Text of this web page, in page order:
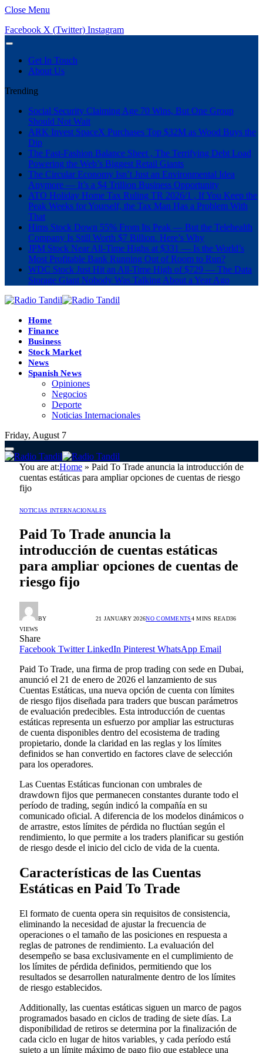
Close Menu
Facebook X (Twitter) Instagram
Get In Touch
About Us
Trending
Social Security Claiming Age 70 Wins, But One Group
Should Not Wait
ARK Invest SpaceX Purchases Top $32M as Wood Buys the
Dip
The Fast-Fashion Balance Sheet , The Terrifying Debt Load
Powering the Web’s Biggest Retail Giants
The Circular Economy Isn’t Just an Environmental Idea
Anymore — It’s a $4 Trillion Business Opportunity
ATO Holiday Home Tax Ruling TR 2026/1 , If You Keep the
Peak Weeks for Yourself, the Tax Man Has a Problem With
That
Hims Stock Down 55% From Its Peak — But the Telehealth
Company Is Still Worth $7 Billion. Here’s Why
JPM Stock Near All-Time Highs at $331 — Is the World’s
Most Profitable Bank Running Out of Room to Run?
WDC Stock Just Hit an All-Time High of $729 — The Data
Storage Giant Nobody Was Talking About a Year Ago
Home
Finance
Business
Stock Market
News
Spanish News
Opiniones
Negocios
Deporte
Noticias Internacionales
Friday, August 7
You are at:Home » Paid To Trade anuncia la introducción de
cuentas estáticas para ampliar opciones de cuentas de riesgo
fijo
NOTICIAS INTERNACIONALES
Paid To Trade anuncia la
introducción de cuentas estáticas
para ampliar opciones de cuentas de
riesgo fijo
BY 21 JANUARY 2026NO COMMENTS4 MINS READ36
VIEWS
Share
Facebook Twitter LinkedIn Pinterest WhatsApp Email
Paid To Trade, una firma de prop trading con sede en Dubai,
anunció el 21 de enero de 2026 el lanzamiento de sus
Cuentas Estáticas, una nueva opción de cuenta con límites
de riesgo fijos diseñada para traders que buscan parámetros
de evaluación predecibles. Esta introducción de cuentas
estáticas representa un esfuerzo por ampliar las estructuras
de cuenta disponibles dentro del ecosistema de trading
propietario, donde la claridad en las reglas y los límites
definidos se han convertido en factores clave de selección
para los operadores.
Las Cuentas Estáticas funcionan con umbrales de
drawdown fijos que permanecen constantes durante todo el
período de trading, según indicó la compañía en su
comunicado oficial. A diferencia de los modelos dinámicos o
de arrastre, estos límites de pérdida no fluctúan según el
rendimiento, lo que permite a los traders planificar su gestión
de riesgo desde el inicio del ciclo de vida de la cuenta.
Características de las Cuentas
Estáticas en Paid To Trade
El formato de cuenta opera sin requisitos de consistencia,
eliminando la necesidad de ajustar la frecuencia de
operaciones o el tamaño de las posiciones en respuesta a
reglas de patrones de rendimiento. La evaluación del
desempeño se basa exclusivamente en el cumplimiento de
los límites de pérdida definidos, permitiendo que los
resultados se desarrollen naturalmente dentro de los límites
de riesgo establecidos.
Additionally, las cuentas estáticas siguen un marco de pagos
programados basado en ciclos de trading de siete días. La
disponibilidad de retiros se determina por la finalización de
cada ciclo en lugar de hitos variables, y cada período está
sujeto a un límite máximo de pago fijo que establece una